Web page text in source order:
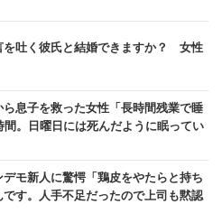
を吐く彼氏と結婚できますか？ 女性
息子を救った女性「長時間残業で睡
間。日曜日には死んだように眠ってい
モ新人に驚愕「鶏皮をやたらと持ち
す。人手不足だったので上司も黙認